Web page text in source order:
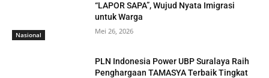
Nasional
“LAPOR SAPA”, Wujud Nyata Imigrasi
untuk Warga
Mei 26, 2026
PLN Indonesia Power UBP Suralaya Raih
Penghargaan TAMASYA Terbaik Tingkat